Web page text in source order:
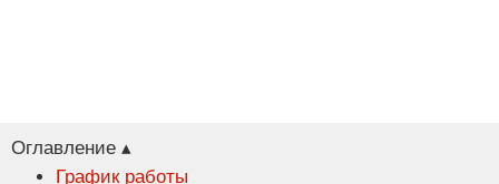
Оглавление ▴
График работы